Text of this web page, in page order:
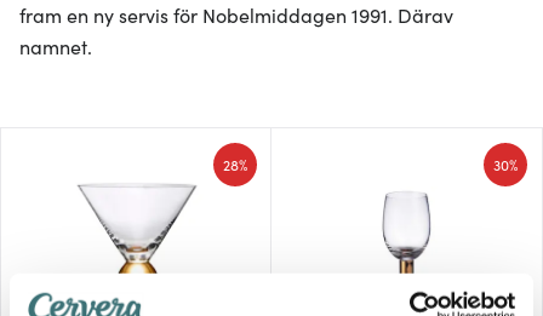
fram en ny servis för Nobelmiddagen 1991. Därav
namnet.
28% 30%